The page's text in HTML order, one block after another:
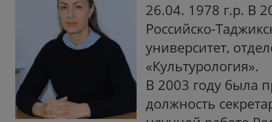
26.04. 1978 г.р. В
Российско-
университет,
«Культурология».
В 2003 году была
должность